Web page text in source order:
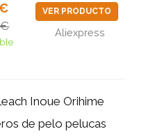
VER PRODUCTO
Aliexpress
Inoue Orihime
de pelo pelucas